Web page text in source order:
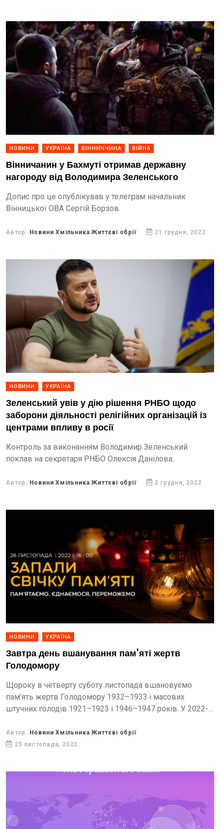
НОВИНИ УКРАЇНА ВІННИЧЧИНА ВІЙНА
Вінничанин у Бахмуті отримав державну
нагороду від Володимира Зеленського
Допис про це опублікував у телеграм начальник
Вінницької ОВА Сергій Борзов.
Автор: Новини Хмільника Життєві обрії 21 грудня, 2022
НОВИНИ УКРАЇНА
Зеленський увів у дію рішення РНБО щодо
заборони діяльності релігійних організацій із
центрами впливу в росії
Контроль за виконанням Володимир Зеленський
поклав на секретаря РНБО Олексія Данілова.
Автор: Новини Хмільника Життєві обрії 2 грудня, 2022
НОВИНИ УКРАЇНА
Завтра день вшанування пам'яті жертв
Голодомору
Щороку в четверту суботу листопада вшановуємо
пам’ять жертв Голодомору 1932–1933 і масових
штучних голодів 1921–1923 і 1946–1947 років. У 2022-
Автор: Новини Хмільника Життєві обрії
25 листопада, 2022